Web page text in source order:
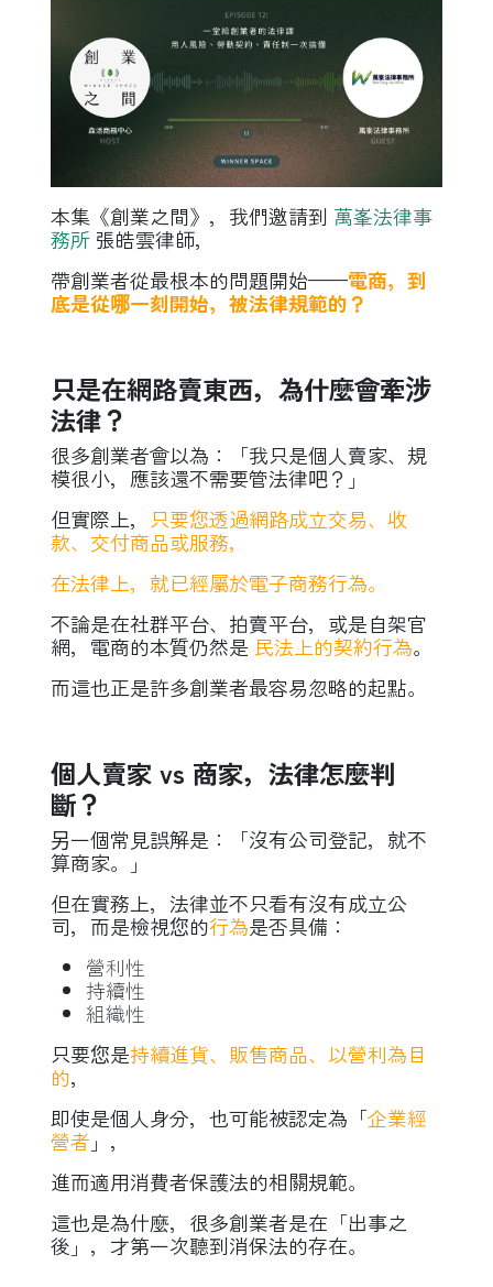
本集《創業之間》，我們邀請到 萬峯法律事
務所 張皓雲律師，
帶創業者從最根本的問題開始——電商，到
底是從哪一刻開始，被法律規範的？
只是在網路賣東西，為什麼會牽涉
法律？
很多創業者會以為：「我只是個人賣家、規
模很小，應該還不需要管法律吧？」
但實際上， 只要您透過網路成立交易、收
款、交付商品或服務，
在法律上，就已經屬於電子商務行為。
不論是在社群平台、拍賣平台，或是自架官
網，電商的本質仍然是 民法上的契約行為。
而這也正是許多創業者最容易忽略的起點。
個人賣家 vs 商家，法律怎麼判
斷？
另一個常見誤解是：「沒有公司登記，就不
算商家。」
但在實務上，法律並不只看有沒有成立公
司，而是檢視您的行為是否具備：
營利性
持續性
組織性
只要您是持續進貨、販售商品、以營利為目
的，
即使是個人身分，也可能被認定為「企業經
營者」，
進而適用消費者保護法的相關規範。
這也是為什麼， 很多創業者是在「出事之
後」， 才第一次聽到消保法的存在。